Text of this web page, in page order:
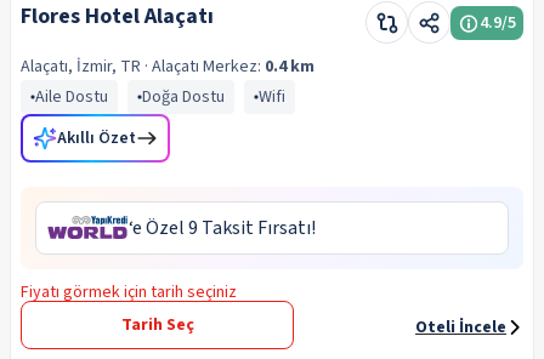
Flores Hotel Alaçatı 4.9/5
Alaçatı, İzmir, TR · Alaçatı Merkez: 0.4 km
Aile Dostu
Doğa Dostu
Wifi
Akıllı Özet
‘e Özel 9 Taksit Fırsatı!
Fiyatı görmek için tarih seçiniz
Tarih Seç
Oteli İncele